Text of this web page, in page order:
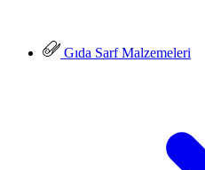
Gıda Sarf Malzemeleri